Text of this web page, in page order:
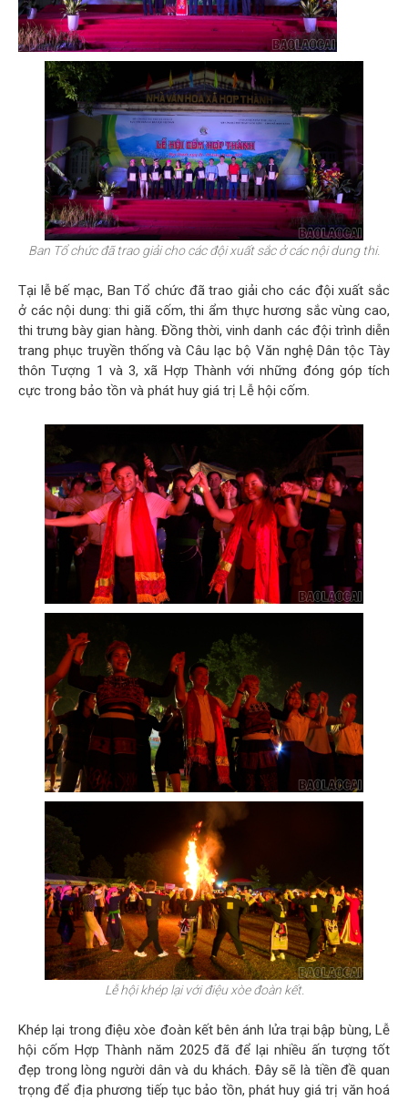
Ban Tổ chức đã trao giải cho các đội xuất sắc ở các nội dung thi.
Tại lễ bế mạc, Ban Tổ chức đã trao giải cho các đội xuất sắc
ở các nội dung: thi giã cốm, thi ẩm thực hương sắc vùng cao,
thi trưng bày gian hàng. Đồng thời, vinh danh các đội trình diễn
trang phục truyền thống và Câu lạc bộ Văn nghệ Dân tộc Tày
thôn Tượng 1 và 3, xã Hợp Thành với những đóng góp tích
cực trong bảo tồn và phát huy giá trị Lễ hội cốm.
Lễ hội khép lại với điệu xòe đoàn kết.
Khép lại trong điệu xòe đoàn kết bên ánh lửa trại bập bùng, Lễ
hội cốm Hợp Thành năm 2025 đã để lại nhiều ấn tượng tốt
đẹp trong lòng người dân và du khách. Đây sẽ là tiền đề quan
trọng để địa phương tiếp tục bảo tồn, phát huy giá trị văn hoá